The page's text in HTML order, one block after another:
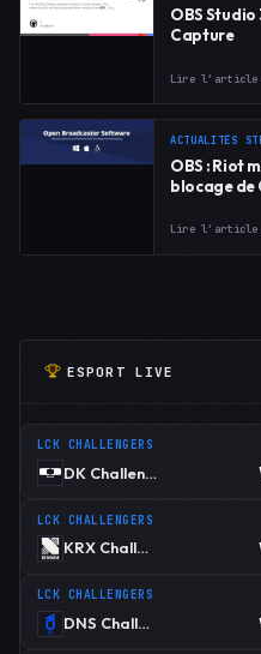
OBS Studio
Capture
Lire l’article
ACTUALITÉS
OBS : Riot
blocage de
Lire l’article
ESPORT LIVE
LCK CHALLENGERS
DK Challengers
LCK CHALLENGERS
KRX Challengers
LCK CHALLENGERS
DNS Challengers